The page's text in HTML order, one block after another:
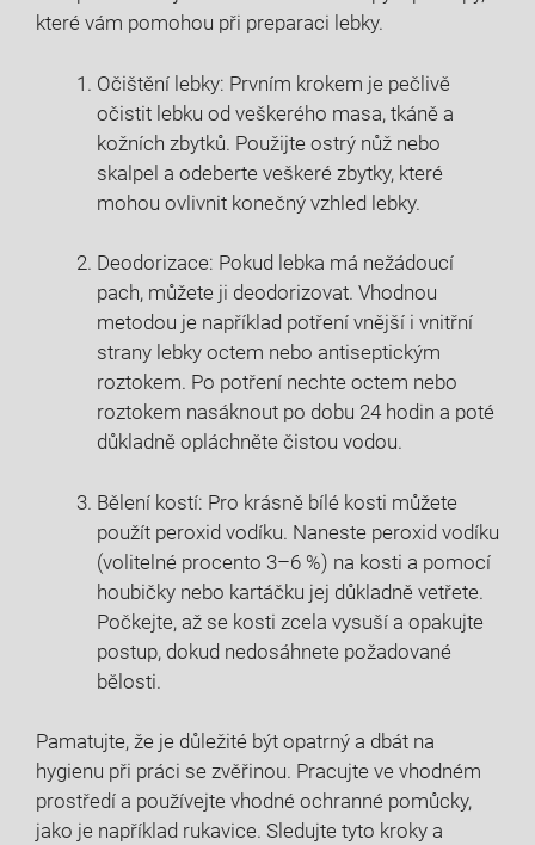
které vám pomohou při preparaci lebky.
Očištění lebky: Prvním krokem je pečlivě
očistit lebku od veškerého masa, tkáně a
kožních zbytků. Použijte ostrý nůž nebo
skalpel a odeberte veškeré zbytky, které
mohou ovlivnit konečný vzhled lebky.
Deodorizace: Pokud lebka má nežádoucí
pach, můžete ji deodorizovat. Vhodnou
metodou je například potření vnější i vnitřní
strany lebky octem nebo antiseptickým
roztokem. Po potření nechte octem nebo
roztokem nasáknout po dobu 24 hodin a poté
důkladně opláchněte čistou vodou.
Bělení kostí: Pro krásně bílé kosti můžete
použít peroxid vodíku. Naneste peroxid vodíku
(volitelné procento 3–6 %) na kosti a pomocí
houbičky nebo kartáčku jej důkladně vetřete.
Počkejte, až se kosti zcela vysuší a opakujte
postup, dokud nedosáhnete požadované
bělosti.
Pamatujte, že je důležité být opatrný a dbát na
hygienu při práci se zvěřinou. Pracujte ve vhodném
prostředí a používejte vhodné ochranné pomůcky,
jako je například rukavice. Sledujte tyto kroky a